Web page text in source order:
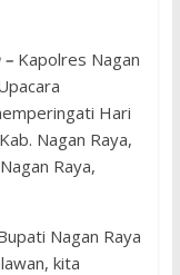
Kapolres Nagan
Hari
Nagan Raya,
Raya,
Nagan Raya
kita